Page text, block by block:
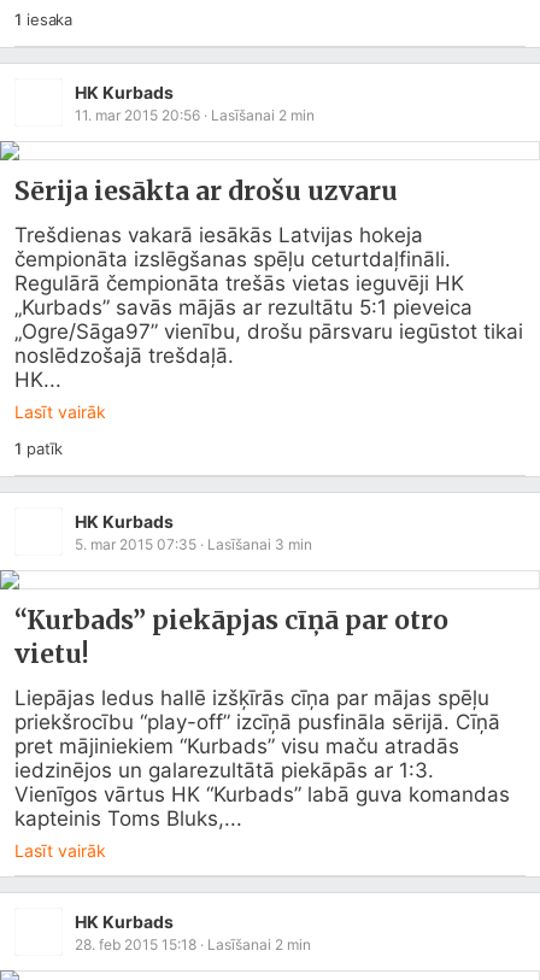
1 iesaka
HK Kurbads
11. mar 2015 20:56 · Lasīšanai 2 min
Sērija iesākta ar drošu uzvaru
Trešdienas vakarā iesākās Latvijas hokeja
čempionāta izslēgšanas spēļu ceturtdaļfināli.
Regulārā čempionāta trešās vietas ieguvēji HK
„Kurbads” savās mājās ar rezultātu 5:1 pieveica
„Ogre/Sāga97” vienību, drošu pārsvaru iegūstot tikai
noslēdzošajā trešdaļā.
HK...
Lasīt vairāk
1 patīk
HK Kurbads
5. mar 2015 07:35 · Lasīšanai 3 min
“Kurbads” piekāpjas cīņā par otro
vietu!
Liepājas ledus hallē izšķīrās cīņa par mājas spēļu
priekšrocību “play-off” izcīņā pusfināla sērijā. Cīņā
pret mājiniekiem “Kurbads” visu maču atradās
iedzinējos un galarezultātā piekāpās ar 1:3.
Vienīgos vārtus HK “Kurbads” labā guva komandas
kapteinis Toms Bluks,...
Lasīt vairāk
HK Kurbads
28. feb 2015 15:18 · Lasīšanai 2 min